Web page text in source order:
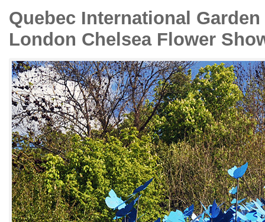
Quebec International
London Chelsea Flower